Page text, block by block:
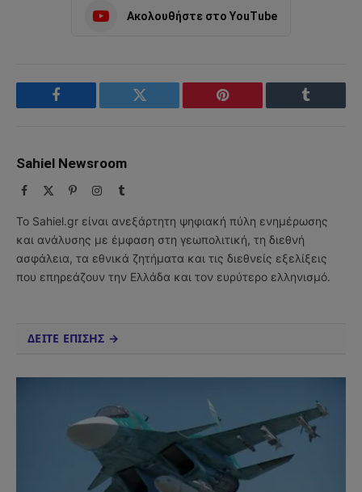
Ακολουθήστε στο YouTube
Facebook Twitter Pinterest Tumblr
Sahiel Newsroom
Facebook PinterestInstagram
Tumblr
Το Sahiel.gr είναι ανεξάρτητη ψηφιακή πύλη ενημέρωσης
και ανάλυσης με έμφαση στη γεωπολιτική, τη διεθνή
ασφάλεια, τα εθνικά ζητήματα και τις διεθνείς εξελίξεις
που επηρεάζουν την Ελλάδα και τον ευρύτερο ελληνισμό.
ΔΕΙΤΕ ΕΠΙΣΗΣ →